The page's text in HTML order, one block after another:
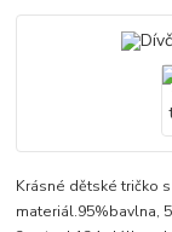
Krásné dětské tričko
materiál.95%bavlna,